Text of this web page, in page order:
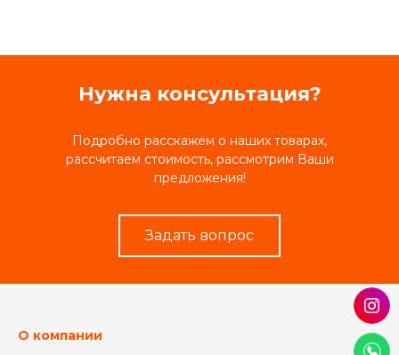
Нужна консультация?
Подробно расскажем о наших товарах,
рассчитаем стоимость, рассмотрим Ваши
предложения!
Задать вопрос
О компании